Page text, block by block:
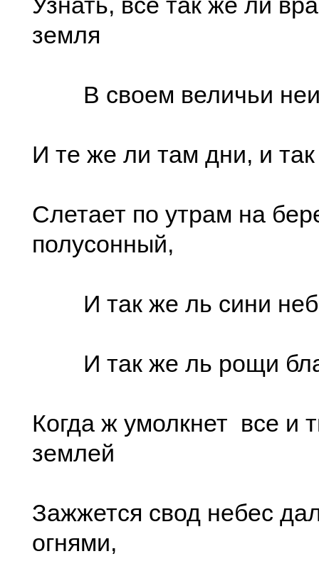
земля
В своем величьи
И те же ли там дни, и
Слетает по утрам на
полусонный,
И так же ль сини
И так же ль рощи
Когда ж умолкнет все и
землей
Зажжется свод небес
огнями,